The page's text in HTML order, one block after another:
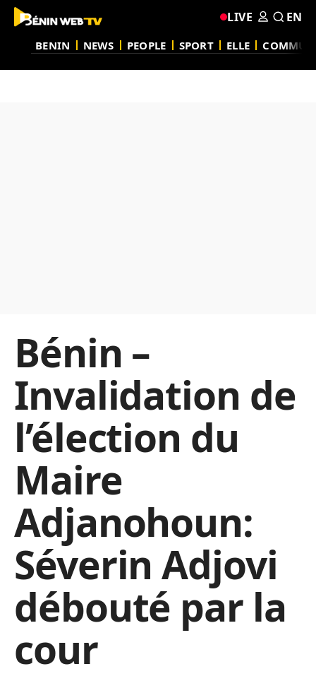
BENIN NEWS PEOPLE SPORT ELLE
LIVE EN
Bénin –
Invalidation de
l’élection du
Maire
Adjanohoun:
Séverin Adjovi
débouté par la
cour